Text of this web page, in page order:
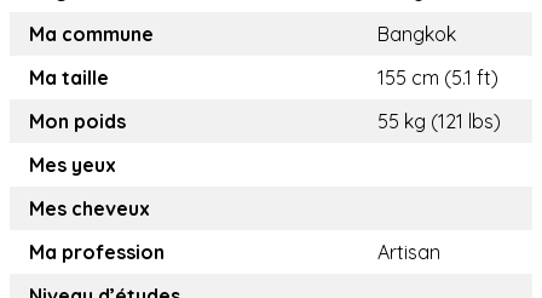
Ma commune
Bangkok
Ma taille
155 cm (5.1 ft)
Mon poids
55 kg (121 lbs)
Mes yeux
Mes cheveux
Ma profession
Artisan